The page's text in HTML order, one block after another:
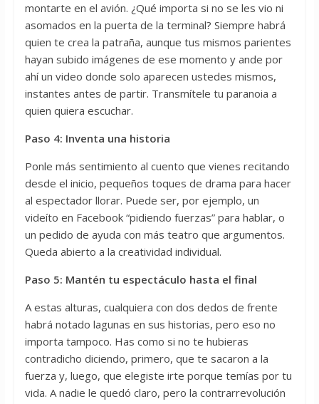
montarte en el avión. ¿Qué importa si no se les vio ni
asomados en la puerta de la terminal? Siempre habrá
quien te crea la patraña, aunque tus mismos parientes
hayan subido imágenes de ese momento y ande por
ahí un video donde solo aparecen ustedes mismos,
instantes antes de partir. Transmítele tu paranoia a
quien quiera escuchar.
Paso 4: Inventa una historia
Ponle más sentimiento al cuento que vienes recitando
desde el inicio, pequeños toques de drama para hacer
al espectador llorar. Puede ser, por ejemplo, un
videíto en Facebook “pidiendo fuerzas” para hablar, o
un pedido de ayuda con más teatro que argumentos.
Queda abierto a la creatividad individual.
Paso 5: Mantén tu espectáculo hasta el final
A estas alturas, cualquiera con dos dedos de frente
habrá notado lagunas en sus historias, pero eso no
importa tampoco. Has como si no te hubieras
contradicho diciendo, primero, que te sacaron a la
fuerza y, luego, que elegiste irte porque temías por tu
vida. A nadie le quedó claro, pero la contrarrevolución